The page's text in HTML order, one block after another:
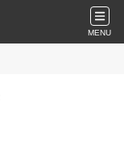
MENU